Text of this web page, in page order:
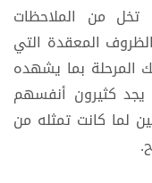
من الملاحظات
المعقدة التي
المرحلة بما يشهده
يجد كثيرون أنفسهم
لما كانت تمثله من